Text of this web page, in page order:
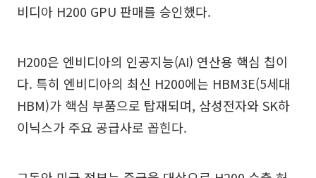
비디아 H200 GPU 판매를 승인했다.
H200은 엔비디아의 인공지능(AI) 연산용 핵심 칩이
다. 특히 엔비디아의 최신 H200에는 HBM3E(5세대
HBM)가 핵심 부품으로 탑재되며, 삼성전자와 SK하
이닉스가 주요 공급사로 꼽힌다.